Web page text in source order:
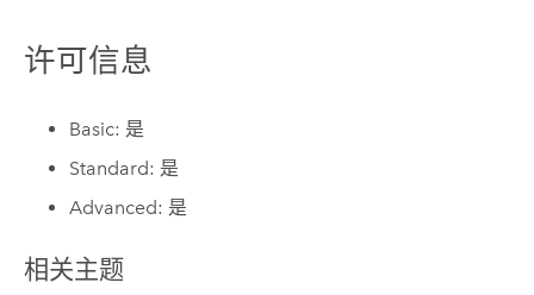
许可信息
Basic: 是
Standard: 是
Advanced: 是
相关主题